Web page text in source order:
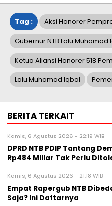
Tag : Aksi Honorer
Gubernur NTB Lalu Muhamad
Ketua Aliansi Honorer 518
Lalu Muhamad Iqbal
BERITA TERKAIT
Kamis, 6 Agustus 2026 - 22:19 WIB
DPRD NTB PDIP Tantang
Rp484 Miliar Tak Perlu
Kamis, 6 Agustus 2026 - 21:18 WIB
Empat Rapergub NTB
Saja? Ini Daftarnya